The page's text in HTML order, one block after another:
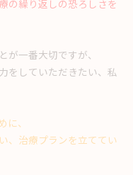
の繰り返しの恐ろしさを
一番大切ですが、
をしていただきたい、私
、
、治療プランを立ててい